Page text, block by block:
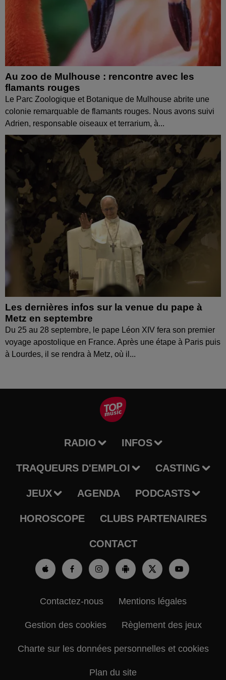
Au zoo de Mulhouse : rencontre avec les
flamants rouges
Le Parc Zoologique et Botanique de Mulhouse abrite une
colonie remarquable de flamants rouges. Nous avons suivi
Adrien, responsable oiseaux et terrarium, à...
Les dernières infos sur la venue du pape à
Metz en septembre
Du 25 au 28 septembre, le pape Léon XIV fera son premier
voyage apostolique en France. Après une étape à Paris puis
à Lourdes, il se rendra à Metz, où il...
RADIO INFOS
TRAQUEURS D'EMPLOI CASTING
JEUX AGENDA PODCASTS
HOROSCOPE CLUBS PARTENAIRES
CONTACT
Contactez-nous Mentions légales
Gestion des cookies Règlement des jeux
Charte sur les données personnelles et cookies
Plan du site